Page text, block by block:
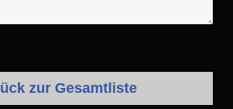
zur Gesamtliste